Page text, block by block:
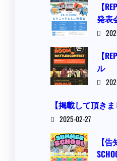
【
発表
【
ル
【掲載して頂きま
2025-02-27
【